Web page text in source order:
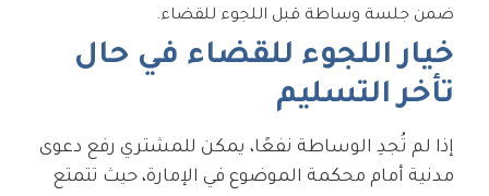
ضمن جلسة وساطة قبل اللجوء للقضاء.
خيار اللجوء للقضاء في حال
تأخر التسليم
إذا لم تُجدِ الوساطة نفعًا، يمكن للمشتري رفع دعوى
مدنية أمام محكمة الموضوع في الإمارة، حيث تتمتع